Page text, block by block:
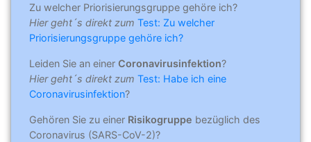
Zu welcher Priorisierungsgruppe gehöre ich?
Hier geht´s direkt zum Test: Zu welcher
Priorisierungsgruppe gehöre ich?
Leiden Sie an einer Coronavirusinfektion?
Hier geht´s direkt zum Test: Habe ich eine
Coronavirusinfektion?
Gehören Sie zu einer Risikogruppe bezüglich des
Coronavirus (SARS-CoV-2)?